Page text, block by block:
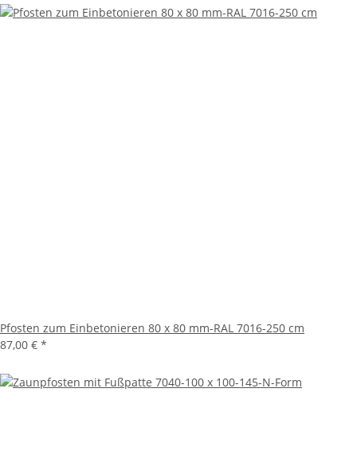
Pfosten zum Einbetonieren 80 x 80 mm-RAL 7016-250 cm
87,00 € *